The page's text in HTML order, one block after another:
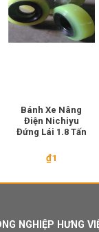
Bánh Xe Nâng
Điện Nichiyu
Đứng Lái 1.8 Tấn
₫1
NGHIỆP HƯNG